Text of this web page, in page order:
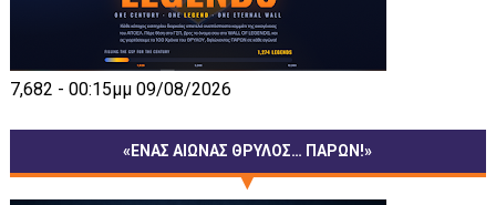
7,682 - 00:15μμ 09/08/2026
«ΕΝΑΣ ΑΙΩΝΑΣ ΘΡΥΛΟΣ… ΠΑΡΩΝ!»